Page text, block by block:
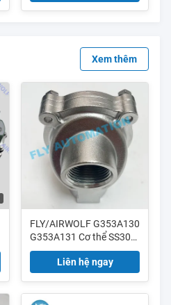
Xem thêm
FLY/AIRWOLF G353A130
G353A131 Cơ thể SS304
Stainless Pneumatic
Pulse Jet Valves Thread
G3/4" G1"
Liên hệ ngay